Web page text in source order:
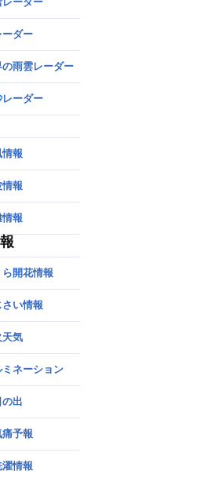
ーダー
の雨雲レーダー
レーダー
情報
報
報
ら開花情報
さい情報
天気
ミネーション
出
痛予報
濯情報